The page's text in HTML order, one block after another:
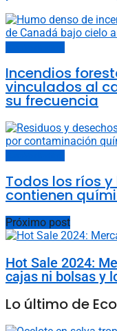
Incendios
vinculados al
su frecuencia
Todos los ríos
contienen
Próximo post
Hot Sale 2024:
cajas ni bolsas y
Lo último de